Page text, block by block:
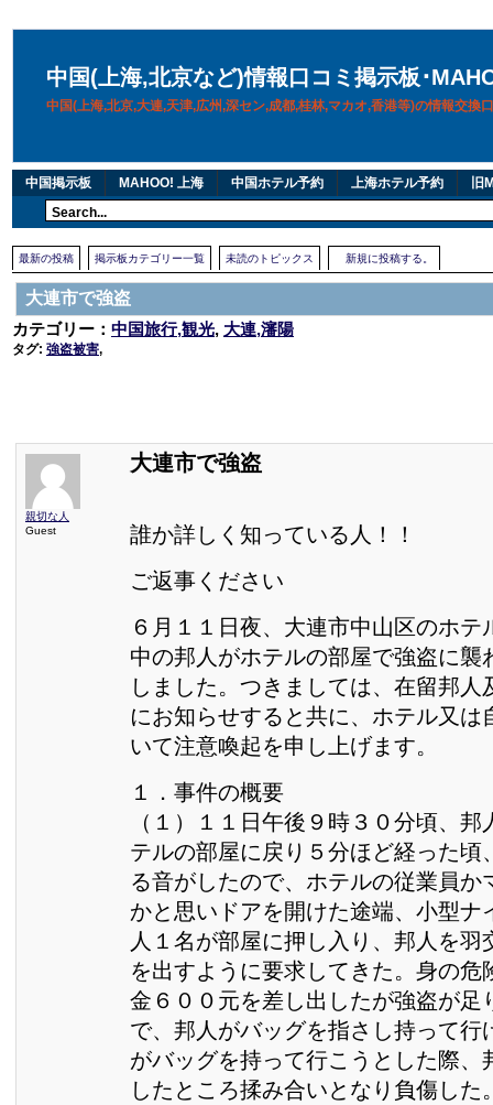
中国(上海,北京など)情報口コミ掲示板･
中国(上海,北京,大連,天津,広州,深セン,成都,桂林,マカオ,香港等)の情報交換
中国掲示板 MAHOO! 上海 中国ホテル予約 上海ホテル予約 旧
最新の投稿 掲示板カテゴリー一覧 未読のトピックス 新規に投稿する。
大連市で強盗
カテゴリー： 中国旅行,観光, 大連,瀋陽
タグ: 強盗被害,
親切な人
Guest
大連市で強盗
誰か詳しく知っている人！！
ご返事ください
６月１１日夜、大連市中山区のホテ
中の邦人がホテルの部屋で強盗に襲
しました。つきましては、在留邦人
にお知らせすると共に、ホテル又は
いて注意喚起を申し上げます。
１．事件の概要
（１）１１日午後９時３０分頃、
テルの部屋に戻り５分ほど経った頃
る音がしたので、ホテルの従業員か
かと思いドアを開けた途端、小型ナ
人１名が部屋に押し入り、邦人を羽
を出すように要求してきた。身の危
金６００元を差し出したが強盗が足
で、邦人がバッグを指さし持って行
がバッグを持って行こうとした際、
したところ揉み合いとなり負傷した